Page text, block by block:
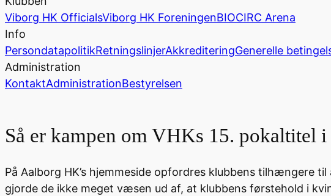
Viborg HK OfficialsViborg HK ForeningenBIOCIRC Arena
Info
PersondatapolitikRetningslinjerAkkrediteringGenerelle
Administration
KontaktAdministrationBestyrelsen
Så er kampen om VHKs 15. pokaltitel i
På Aalborg HK’s hjemmeside opfordres klubbens tilhængere
gjorde de ikke meget væsen ud af, at klubbens førstehold i